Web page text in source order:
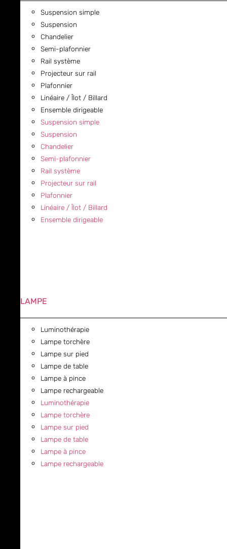
Suspension simple
Suspension
Chandelier
Semi-plafonnier
Rail système
Projecteur sur rail
Plafonnier
Linéaire / Îlot / Billard
Ensemble dirigeable
Suspension simple
Suspension
Chandelier
Semi-plafonnier
Rail système
Projecteur sur rail
Plafonnier
Linéaire / Îlot / Billard
Ensemble dirigeable
LAMPE
Luminothérapie
Lampe torchère
Lampe sur pied
Lampe de table
Lampe à pince
Lampe rechargeable
Luminothérapie
Lampe torchère
Lampe sur pied
Lampe de table
Lampe à pince
Lampe rechargeable